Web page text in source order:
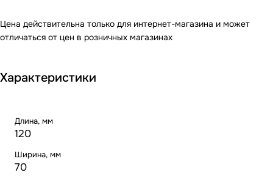
Цена действительна только для интернет-магазина и может
отличаться от цен в розничных магазинах
Характеристики
Длина, мм
120
Ширина, мм
70